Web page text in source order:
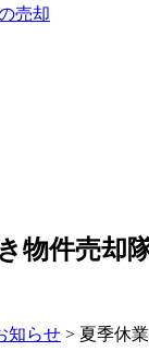
売却
物件売却
知らせ > 夏季休